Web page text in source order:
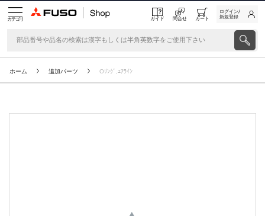
カテゴリ ガイド 問合せ カート
ログイン/
新規登録
ホーム 追加パーツ Oﾘﾝｸﾞ,ｴｱﾗｲﾝ